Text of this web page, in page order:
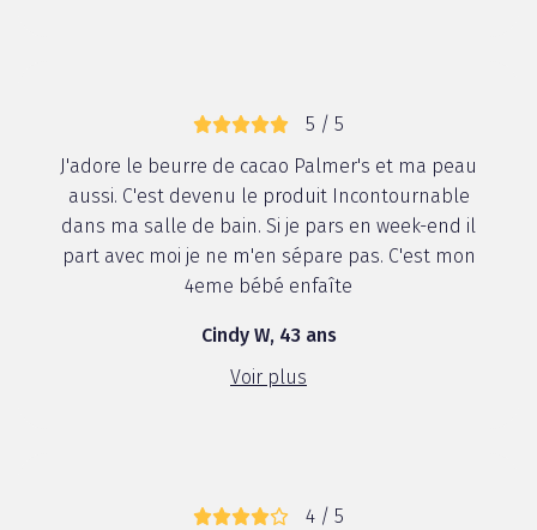
5 / 5
J'adore le beurre de cacao Palmer's et ma peau
aussi. C'est devenu le produit Incontournable
dans ma salle de bain. Si je pars en week-end il
part avec moi je ne m'en sépare pas. C'est mon
4eme bébé enfaîte
Cindy W, 43 ans
Voir plus
4 / 5